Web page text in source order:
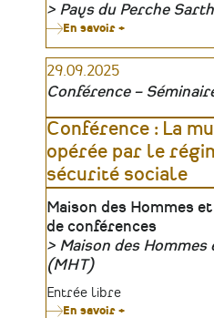
Organisateur
Pays du Perche
En savoir +
du
Patrimoine
Histoire
à
l'Honneur
29.09.2025
Conférence –
Conférence : La
opérée par le
sécurité sociale
Lieu
Maison des Hommes
de conférences
Organisateur
Maison des
(MHT)
Tarifs
Entrée libre
En savoir +